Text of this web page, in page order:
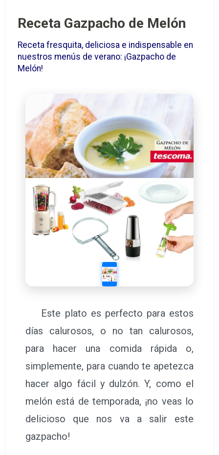
Receta Gazpacho de Melón
Receta fresquita, deliciosa e indispensable en
nuestros menús de verano: ¡Gazpacho de
Melón!
Este plato es perfecto para estos
días calurosos, o no tan calurosos,
para hacer una comida rápida o,
simplemente, para cuando te apetezca
hacer algo fácil y dulzón. Y, como el
melón está de temporada, ¡no veas lo
delicioso que nos va a salir este
gazpacho!